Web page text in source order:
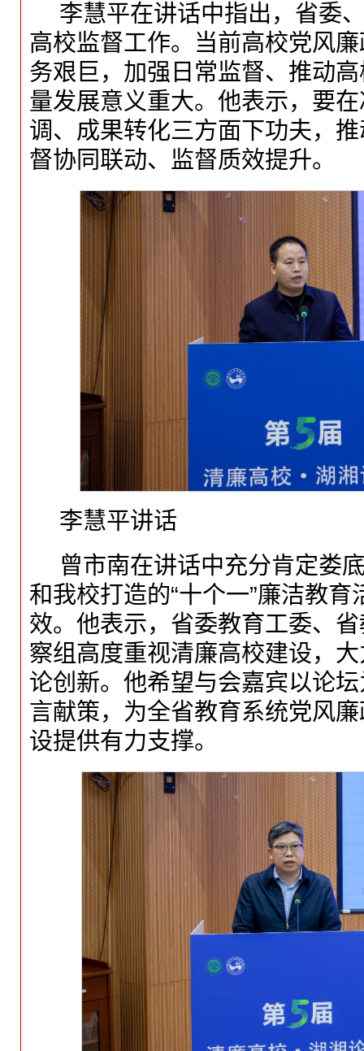
李慧平在讲话中指出，省委
高校监督工作。当前高校党风
务艰巨，加强日常监督、推动
量发展意义重大。他表示，要
调、成果转化三方面下功夫，
督协同联动、监督质效提升。
李慧平讲话
曾市南在讲话中充分肯定娄
和我校打造的“十个一”廉洁教
效。他表示，省委教育工委、
察组高度重视清廉高校建设，
论创新。他希望与会嘉宾以论
言献策，为全省教育系统党风
设提供有力支撑。